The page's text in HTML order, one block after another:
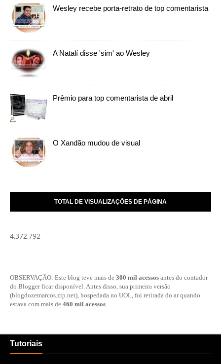
Wesley recebe porta-retrato de top comentarista
A Natalí disse 'sim' ao Wesley
Prêmio para top comentarista de abril
O Xandão mudou de visual
TOTAL DE VISUALIZAÇÕES DE PÁGINA
4,372,792
OBSERVAÇÃO: Este blog teve mais de 300 mil acessos antes do contador
do Blogger ficar disponível. Antes disso, sua primeira versão
(blogdozemarcos.zip.net), hospedada no UOL, foi retirada do ar quando
estava com mais de 460 mil acessos
Tutoriais